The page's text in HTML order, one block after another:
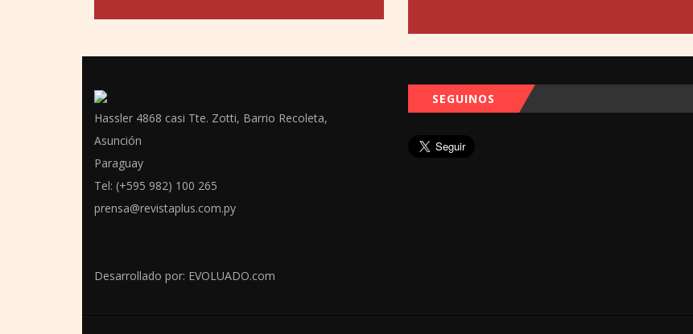
Hassler 4868 casi Tte. Zotti, Barrio Recoleta,
Asunción
Paraguay
Tel: (+595 982) 100 265
prensa@revistaplus.com.py
Desarrollado por: EVOLUADO.com
SEGUINOS